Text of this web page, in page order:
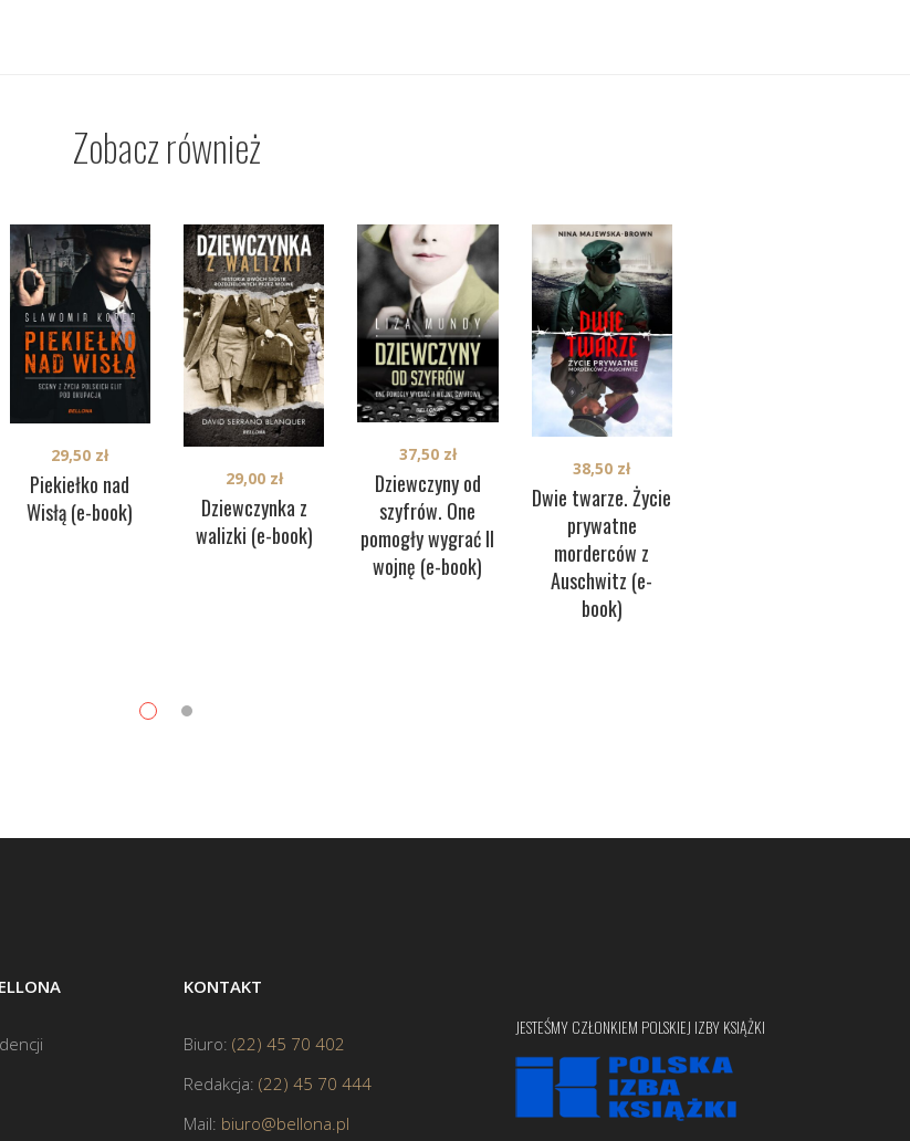
Zobacz również
Piekiełko nad
Wisłą (e-book)
29,50 zł
Dziewczynka z
walizki (e-book)
29,00 zł
Dziewczyny od
szyfrów. One
pomogły wygrać II
wojnę (e-book)
37,50 zł
Dwie twarze. Życie
prywatne
morderców z
Auschwitz (e-
book)
38,50 zł
KONTAKT
Biuro: (22) 45 70 402
Redakcja: (22) 45 70 444
Mail: biuro@bellona.pl
JESTEŚMY CZŁONKIEM POLSKIEJ IZBY KSIĄŻKI